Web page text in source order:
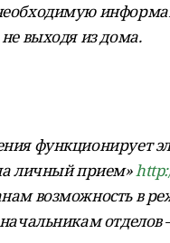
выходя из дома.
функционирует
личный прием»
возможность в